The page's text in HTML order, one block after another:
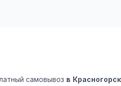
самовывоз в